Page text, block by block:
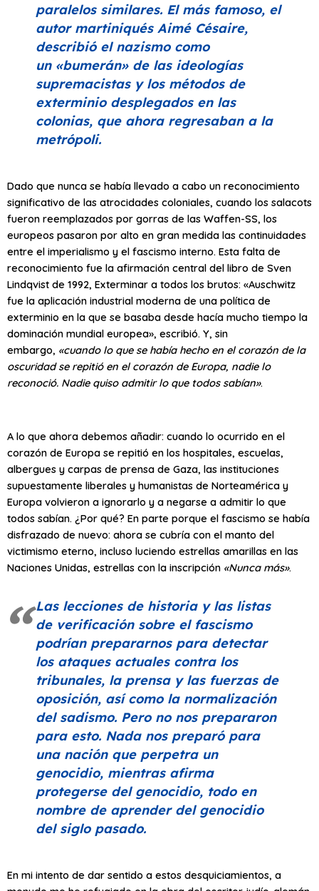
paralelos similares. El más famoso, el
autor martiniqués Aimé Césaire,
describió el nazismo como
un «bumerán»de las ideologías
supremacistas y los métodos de
exterminio desplegados en las
colonias, que ahora regresaban a la
metrópoli.
Dado que nunca se había llevado a cabo un reconocimiento
significativo de las atrocidades coloniales, cuando los salacots
fueron reemplazados por gorras de las Waffen-SS, los
europeos pasaron por alto en gran medida las continuidades
entre el imperialismo y el fascismo interno. Esta falta de
reconocimiento fue la afirmación central del libro de Sven
Lindqvist de 1992, Exterminar a todos los brutos: «Auschwitz
fue la aplicación industrial moderna de una política de
exterminio en la que se basaba desde hacía mucho tiempo la
dominación mundial europea», escribió. Y, sin
embargo, «cuando lo que se había hecho en el corazón de la
oscuridad se repitió en el corazón de Europa, nadie lo
reconoció. Nadie quiso admitir lo que todos sabían».
A lo que ahora debemos añadir: cuando lo ocurrido en el
corazón de Europa se repitió en los hospitales, escuelas,
albergues y carpas de prensa de Gaza, las instituciones
supuestamente liberales y humanistas de Norteamérica y
Europa volvieron a ignorarlo y a negarse a admitir lo que
todos sabían. ¿Por qué? En parte porque el fascismo se había
disfrazado de nuevo: ahora se cubría con el manto del
victimismo eterno, incluso luciendo estrellas amarillas en las
Naciones Unidas, estrellas con la inscripción «Nunca más».
Las lecciones de historia y las listas
de verificación sobre el fascismo
podrían prepararnos para detectar
los ataques actuales contra los
tribunales, la prensa y las fuerzas de
oposición, así como la normalización
del sadismo. Pero no nos prepararon
para esto. Nada nos preparó para
una nación que perpetra un
genocidio, mientras afirma
protegerse del genocidio, todo en
nombre de aprender del genocidio
del siglo pasado.
En mi intento de dar sentido a estos desquiciamientos, a